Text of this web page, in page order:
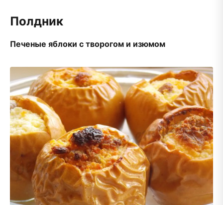
Полдник
Печеные яблоки с творогом и изюмом